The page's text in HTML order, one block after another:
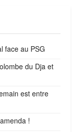
face au PSG
du Dja et
est entre
!